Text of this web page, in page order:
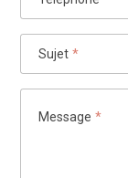
Sujet *
Message *